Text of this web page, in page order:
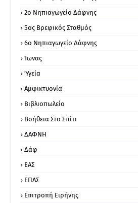
2ο Νηπιαγωγείο Δάφνης
5ος Βρεφικός Σταθμός
6ο Νηπιαγωγείο Δάφνης
Ίωνας
Ύγεία
Αμφικτυονία
Βιβλιοπωλείο
Βοήθεια Στο Σπίτι
ΔΑΦΝΗ
Δάφ
ΕΑΣ
ΕΠΑΣ
Επιτροπή Ειρήνης